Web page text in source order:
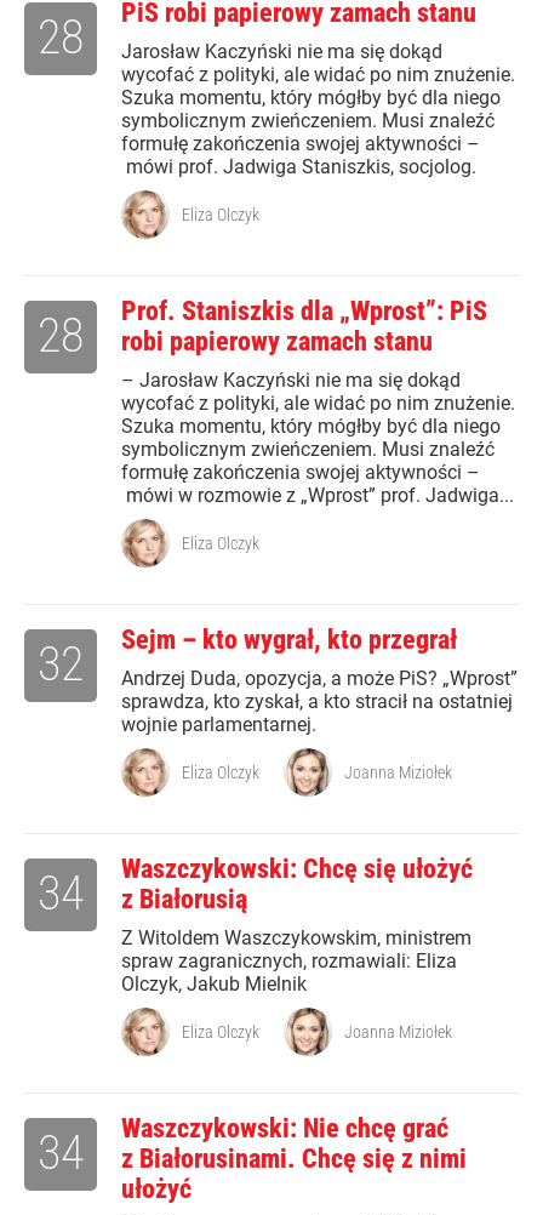
PiS robi papierowy zamach stanu
Jarosław Kaczyński nie ma się dokąd
wycofać z polityki, ale widać po nim znużenie.
Szuka momentu, który mógłby być dla niego
symbolicznym zwieńczeniem. Musi znaleźć
formułę zakończenia swojej aktywności –
mówi prof. Jadwiga Staniszkis, socjolog.
28
Eliza Olczyk
Prof. Staniszkis dla „Wprost”: PiS
robi papierowy zamach stanu
– Jarosław Kaczyński nie ma się dokąd
wycofać z polityki, ale widać po nim znużenie.
Szuka momentu, który mógłby być dla niego
symbolicznym zwieńczeniem. Musi znaleźć
formułę zakończenia swojej aktywności –
mówi w rozmowie z „Wprost” prof. Jadwiga...
28
Eliza Olczyk
Sejm – kto wygrał, kto przegrał
Andrzej Duda, opozycja, a może PiS? „Wprost”
sprawdza, kto zyskał, a kto stracił na ostatniej
wojnie parlamentarnej.
32
Eliza Olczyk Joanna Miziołek
Waszczykowski: Chcę się ułożyć
z Białorusią
Z Witoldem Waszczykowskim, ministrem
spraw zagranicznych, rozmawiali: Eliza
Olczyk, Jakub Mielnik
34
Eliza Olczyk Joanna Miziołek
Waszczykowski: Nie chcę grać
z Białorusinami. Chcę się z nimi
ułożyć
34